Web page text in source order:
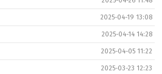
2025-04-19 13:08
2025-04-14 14:28
2025-04-05 11:22
2025-03-23 12:23